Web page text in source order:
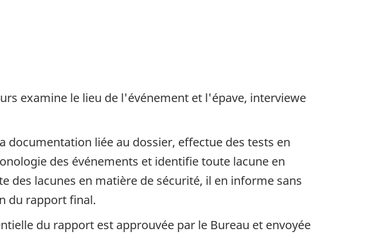
examine le lieu de l'événement et l'épave, interviewe
documentation liée au dossier, effectue des tests en
des événements et identifie toute lacune en
des lacunes en matière de sécurité, il en informe sans
du rapport final.
du rapport est approuvée par le Bureau et envoyée